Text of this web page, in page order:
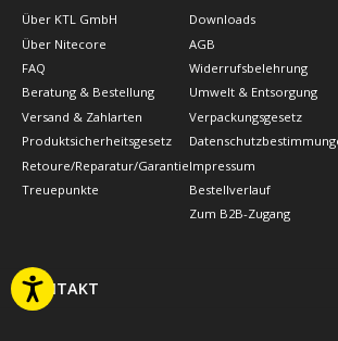
Über KTL GmbH
Über Nitecore
FAQ
Beratung & Bestellung
Versand & Zahlarten
Produktsicherheitsgesetz
Retoure/Reparatur/Garantie
Treuepunkte
Downloads
AGB
Widerrufsbelehrung
Umwelt & Entsorgung
Verpackungsgesetz
Impressum
Bestellverlauf
Zum B2B-Zugang
KONTAKT